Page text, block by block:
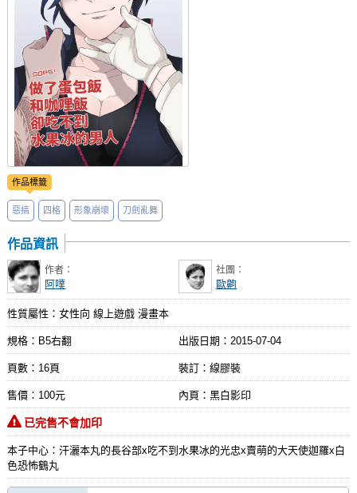
作品標籤
惡搞 四格 形象崩壞 刀劍亂舞
作品資訊
作者：
阿噗
社團：
歐齁
性質屬性：女性向 線上遊戲 漫畫本
規格：B5右翻 出版日期： 2015-07-04
頁數：16頁 裝訂：線膠裝
售價：100元 內頁：黑白影印
已完售不會加印
本子中心：汗灑本丸的長谷部x吃不到水果冰的光忠x賣萌的大天使迦羅x白
色恐怖鶴丸